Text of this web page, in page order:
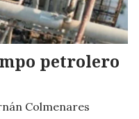
petrolero
Colmenares